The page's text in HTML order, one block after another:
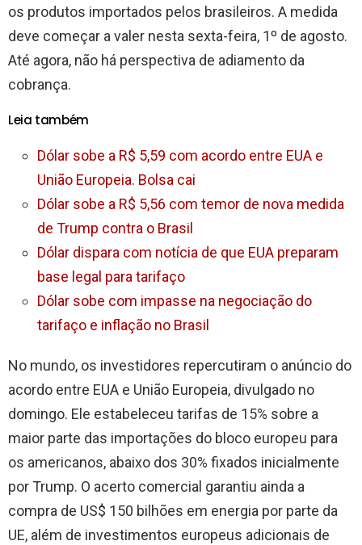
os produtos importados pelos brasileiros. A medida
deve começar a valer nesta sexta-feira, 1º de agosto.
Até agora, não há perspectiva de adiamento da
cobrança.
Leia também
Dólar sobe a R$ 5,59 com acordo entre EUA e
União Europeia. Bolsa cai
Dólar sobe a R$ 5,56 com temor de nova medida
de Trump contra o Brasil
Dólar dispara com notícia de que EUA preparam
base legal para tarifaço
Dólar sobe com impasse na negociação do
tarifaço e inflação no Brasil
No mundo, os investidores repercutiram o anúncio do
acordo entre EUA e União Europeia, divulgado no
domingo. Ele estabeleceu tarifas de 15% sobre a
maior parte das importações do bloco europeu para
os americanos, abaixo dos 30% fixados inicialmente
por Trump. O acerto comercial garantiu ainda a
compra de US$ 150 bilhões em energia por parte da
UE, além de investimentos europeus adicionais de